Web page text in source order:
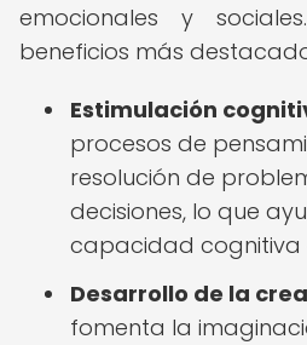
emocionales y
beneficios más
Estimulación
procesos de
resolución de
decisiones, lo que
capacidad cognitiva
Desarrollo de la
fomenta la